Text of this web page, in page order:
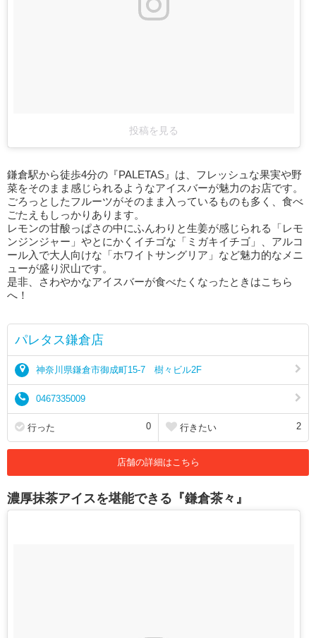
投稿を見る
鎌倉駅から徒歩4分の『PALETAS』は、フレッシュな果実や野
菜をそのまま感じられるようなアイスバーが魅力のお店です。
ごろっとしたフルーツがそのまま入っているものも多く、食べ
ごたえもしっかりあります。
レモンの甘酸っぱさの中にふんわりと生姜が感じられる「レモ
ンジンジャー」やとにかくイチゴな「ミガキイチゴ」、アルコ
ール入で大人向けな「ホワイトサングリア」など魅力的なメニ
ューが盛り沢山です。
是非、さわやかなアイスバーが食べたくなったときはこちら
へ！
パレタス鎌倉店
神奈川県鎌倉市御成町15-7 樹々ビル2F
0467335009
行った 0 行きたい 2
店舗の詳細はこちら
濃厚抹茶アイスを堪能できる『鎌倉茶々』